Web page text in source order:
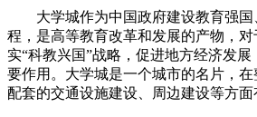
大学城作为中国政府建设教育强国
程，是高等教育改革和发展的产物，
实“科教兴国”战略，促进地方经济发
要作用。大学城是一个城市的名片，
配套的交通设施建设、周边建设等方面